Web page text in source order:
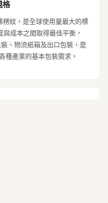
格
紋，是全球使用量最大的標
成本之間取得最佳平衡，
、物流紙箱及出口包裝，是
種產業的基本包裝需求。